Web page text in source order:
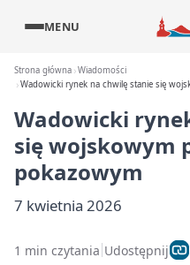
MENU
Strona główna Wiadomości
Wadowicki rynek na chwilę stanie się
Wadowicki
się wojskowym
pokazowym
7 kwietnia 2026
1 min czytania Udostępnij